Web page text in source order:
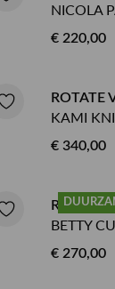
NICOLA
€ 220,00
ROTATE
KAMI
€ 340,00
ROTATE
BETTY
€ 270,00